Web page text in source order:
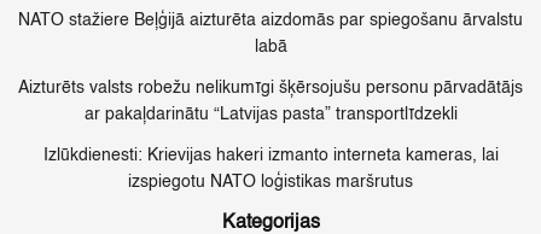
NATO stažiere Beļģijā aizturēta aizdomās par spiegošanu ārvalstu
labā
Aizturēts valsts robežu nelikumīgi šķērsojušu personu pārvadātājs
ar pakaļdarinātu “Latvijas pasta” transportlīdzekli
Izlūkdienesti: Krievijas hakeri izmanto interneta kameras, lai
izspiegotu NATO loģistikas maršrutus
Kategorijas